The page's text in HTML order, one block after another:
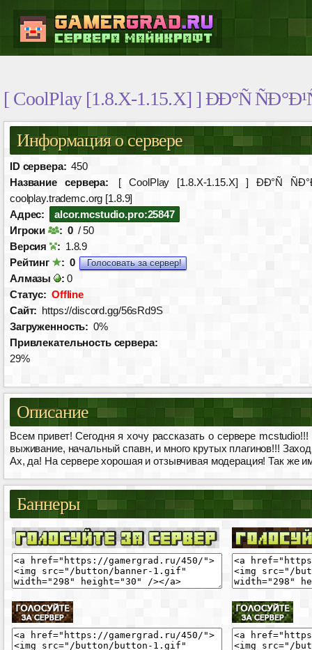
[ CoolPlay [1.8.X-1.15.X] ] ÐÐ°Ñ
Информация о сервере
ID сервера: 450
Название сервера:
[ CoolPlay [1.8.X-1.15.X] ] ÐÐ°Ñ
coolplay.trademc.org [1.8.9]
Адрес:
alcor.mcstudio.pro:25847
Игроки
: 0 / 50
Версия
: 1.8.9
Рейтинг
: 0 Голосовать за сервер!
Алмазы : 0
Статус: Offline
Сайт: https://discord.gg/56sRd9S
Загруженность: 0%
Привлекательность сервера:
29%
Описание
Всем привет! Сегодня я хочу рассказать о сервере
выживание, начальный спавн, и много крутых плагинов!!!
Ах, да! На сервере хорошая и отзывчивая модерация! Так же
Баннеры